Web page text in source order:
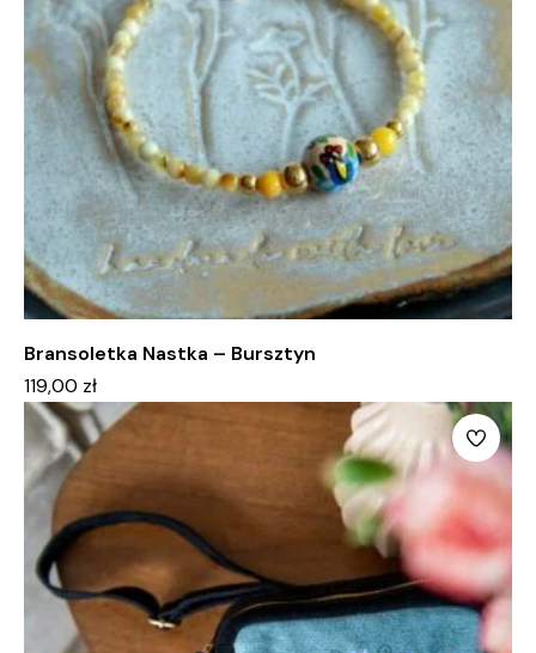
Bransoletka Nastka – Bursztyn
119,00 zł